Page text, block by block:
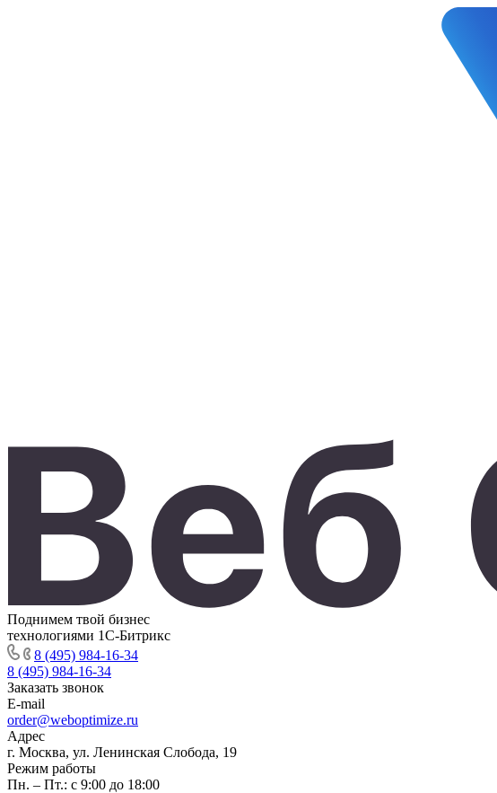
Поднимем твой бизнес
технологиями 1С-Битрикс
8 (495) 984-16-34
8 (495) 984-16-34
Заказать звонок
E-mail
order@weboptimize.ru
Адрес
г. Москва, ул. Ленинская Слобода, 19
Режим работы
Пн. – Пт.: с 9:00 до 18:00